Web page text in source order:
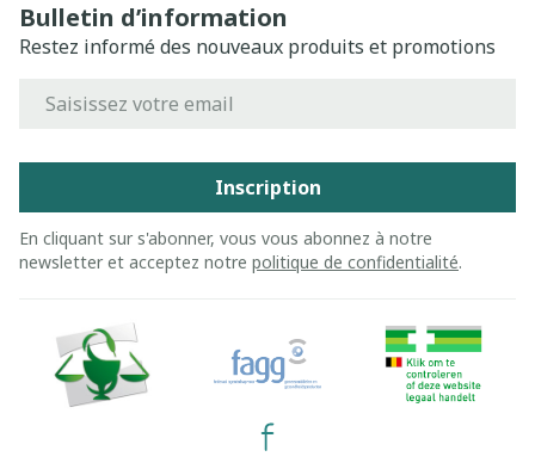
Bulletin d’information
Restez informé des nouveaux produits et promotions
Inscription
En cliquant sur s'abonner, vous vous abonnez à notre
newsletter et acceptez notre politique de confidentialité.